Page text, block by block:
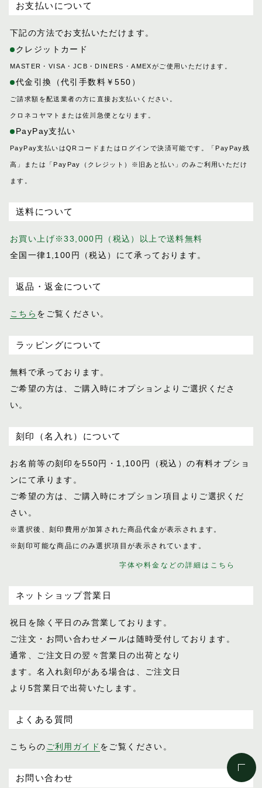
お支払いについて
下記の方法でお支払いただけます。
クレジットカード
MASTER・VISA・JCB・DINERS・AMEXがご使用いただけます。
代金引換（代引手数料￥550）
ご請求額を配送業者の方に直接お支払いください。
クロネコヤマトまたは佐川急便となります。
PayPay支払い
PayPay支払いはQRコードまたはログインで決済可能です。「PayPay残
高」または「PayPay（クレジット）※旧あと払い」のみご利用いただけ
ます。
送料について
お買い上げ※33,000円（税込）以上で送料無料
全国一律1,100円（税込）にて承っております。
返品・返金について
こちら をご覧ください。
ラッピングについて
無料で承っております。
ご希望の方は、ご購入時にオプションより ご選択くださ
い。
刻印（名入れ）について
お名前等の刻印を550円・1,100円（税込）の有料オプショ
ンにて承ります。
ご希望の方は、ご購入時にオプション項目 よりご選択くだ
さい。
※選択後、刻印費用が加算された商品代金が表示 されます。
※刻印可能な商品にのみ選択項目が表示されてい ます。
字体や料金などの詳細はこちら
ネットショップ営業日
祝日を除く平日のみ営業しております。
ご注文・お問い合わせメールは随時受付し ております。
通常、ご注文日の翌々営業日の出荷となり
ます。名入れ刻印がある場合は、ご注文日
より5営業日で出荷いたします。
よくある質問
こちらのご利用ガイド をご覧ください。
お問い合わせ